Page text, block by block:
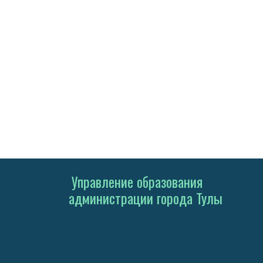
Управление образования
администрации города Тулы